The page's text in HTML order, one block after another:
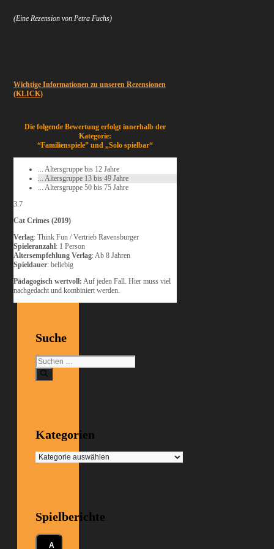
(Eine Rezension von Petra Fuchs)
Wichtige Informationen zu unseren Rezensionen
(KLICK)
Die folgende Bewertung erfolgt innerhalb der
Kategorie:
“Familienspiele” und „Solo spielbar“
... Altersgruppe bis 12 Jahre
... Altersgruppe 13 bis 49 Jahre
... Altersgruppe 50 bis 75 Jahre
3.7
Cat Crimes (2019)
Verlag: Think Fun / Vertrieb Ravensburger
Spieleranzahl: 1 Person
Altersempfehlung Verlag: Ab 8 Jahren
Spieldauer: beliebig
Pädagogisch wertvoll: Auf jeden Fall. Hier muss viel
nachgedacht und kombiniert werden.
Suche
Suchen
nach:
Kategorien
Kategorien
Spielberichte
A